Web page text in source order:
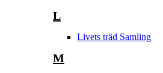
L
Livets träd Samling
M